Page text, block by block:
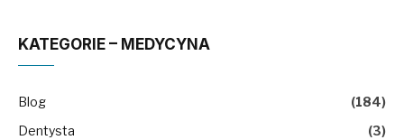
KATEGORIE – MEDYCYNA
Blog
(184)
Dentysta
(3)